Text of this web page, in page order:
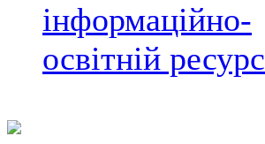
інформаційно-
освітній ресурс